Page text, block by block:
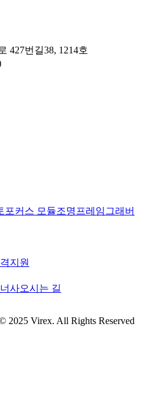
427번길38, 1214호
포커스 모듈조명 프레임그래버
지원
사오시는 길
2025 Virex. All Rights Reserved